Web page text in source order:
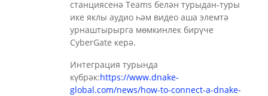
станциясенә Teams белән турыдан-туры
ике яклы аудио һәм видео аша элемтә
урнаштырырга мөмкинлек бирүче
CyberGate керә.
Интеграция турында
күбрәк:https://www.dnake-
global.com/news/how-to-connect-a-dnake-